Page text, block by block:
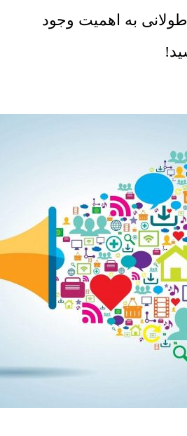
طولانی به اهمیت وجود